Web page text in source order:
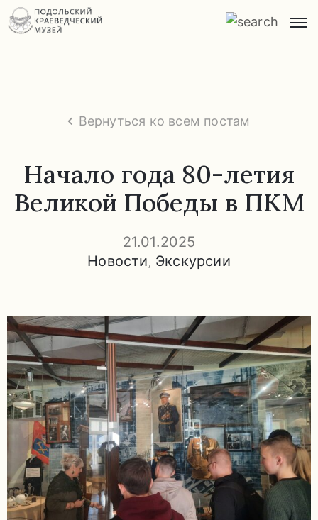
экскурсии
Заказ
задаваемые
вопросы
Документы
Контакты
Вернуться ко всем постам
Начало года 80-летия
Великой Победы в ПКМ
21.01.2025
Новости‚ Экскурсии